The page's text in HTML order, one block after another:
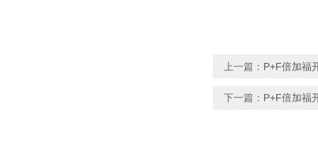
上一篇： P+F倍加福
下一篇： P+F倍加福